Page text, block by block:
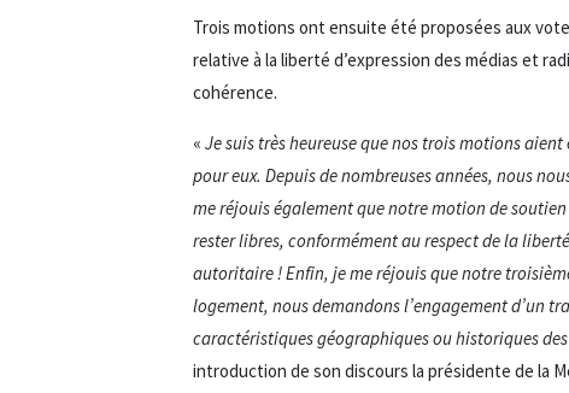
Trois motions ont ensuite été proposées aux
relative à la liberté d’expression des médias et
cohérence.
« Je suis très heureuse que nos trois motions
pour eux. Depuis de nombreuses années, nous
me réjouis également que notre motion de
rester libres, conformément au respect de la
autoritaire ! Enfin, je me réjouis que notre
logement, nous demandons l’engagement d’un
caractéristiques géographiques ou historiques
introduction de son discours la présidente de la